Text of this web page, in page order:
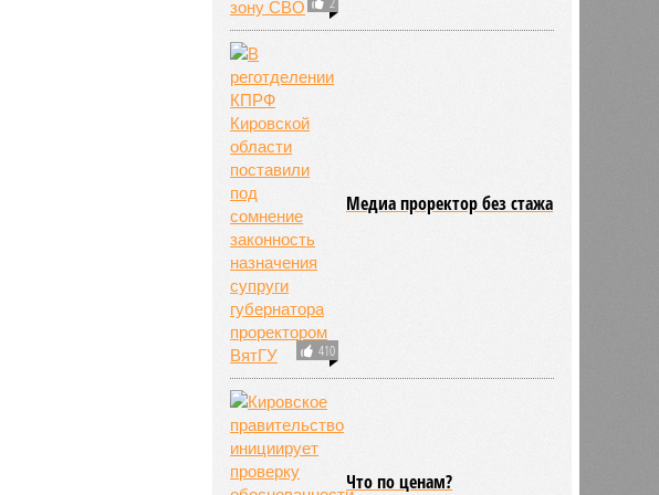
410
Медиа проректор без стажа
Что по ценам?